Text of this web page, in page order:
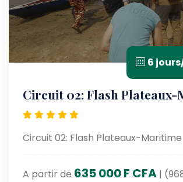
6
Circuit 02: Flash
Circuit 02: Flash Plateaux-Maritime
A partir de 635 000 F CFA |